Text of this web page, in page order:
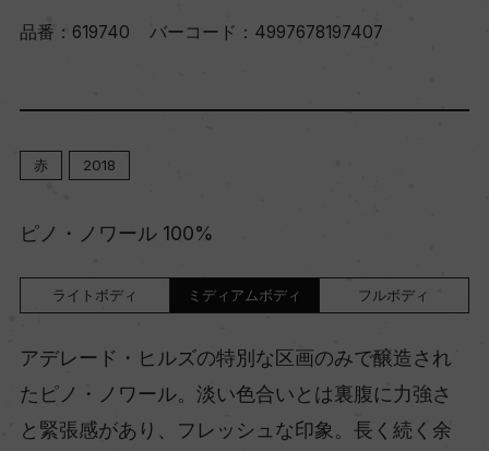
品番： 619740 バーコード： 4997678197407
赤 2018
ピノ・ノワール 100%
ライトボディ ミディアムボディ フルボディ
アデレード・ヒルズの特別な区画のみで醸造され
たピノ・ノワール。淡い色合いとは裏腹に力強さ
と緊張感があり、フレッシュな印象。長く続く余